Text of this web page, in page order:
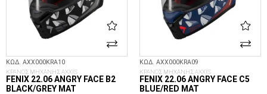
ΚΩΔ. AXX000KRA10
ΚΡΑΝΟΣ ΜΗΧΑΝΗΣ AXXIS
FENIX 22.06 ANGRY FACE B2
BLACK/GREY MAT
ΚΩΔ. AXX000KRA09
ΚΡΑΝΟΣ ΜΗΧΑΝΗΣ AXXIS
FENIX 22.06 ANGRY FACE C5
BLUE/RED MAT